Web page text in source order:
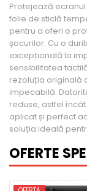
Protejează
folie de sticlă
pentru a oferi o
șocurilor. Cu o
excepțională la
sensibilitatea
rezoluția originală
impecabilă.
reduse, astfel
aplicat și perfect
soluția ideală
OFERTE